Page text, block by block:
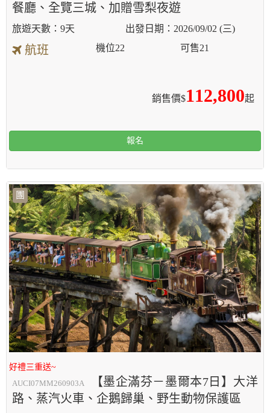
餐廳、全覽三城、加贈雪梨夜遊
9天 2026/09/02 (三)
航班
銷售價$112,800起
機位22 可售21
報名
團
好禮三重送~
AUCI07MM260903A
【墨企滿芬－墨爾本7日】大洋
路、蒸汽火車、企鵝歸巢、野生動物保護區